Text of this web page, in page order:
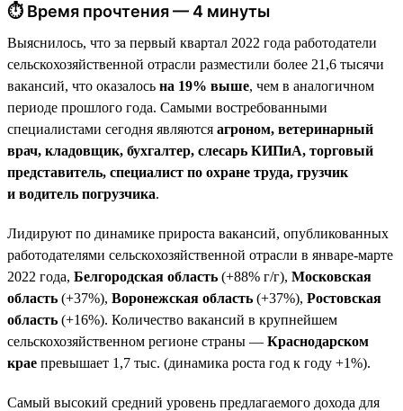
⏱ Время прочтения — 4 минуты
Выяснилось, что за первый квартал 2022 года работодатели
сельскохозяйственной отрасли разместили более 21,6 тысячи
вакансий, что оказалось на 19% выше, чем в аналогичном
периоде прошлого года. Самыми востребованными
специалистами сегодня являются агроном, ветеринарный
врач, кладовщик, бухгалтер, слесарь КИПиА, торговый
представитель, специалист по охране труда, грузчик
и водитель погрузчика.
Лидируют по динамике прироста вакансий, опубликованных
работодателями сельскохозяйственной отрасли в январе-марте
2022 года, Белгородская область (+88% г/г), Московская
область (+37%), Воронежская область (+37%), Ростовская
область (+16%). Количество вакансий в крупнейшем
сельскохозяйственном регионе страны — Краснодарском
крае превышает 1,7 тыс. (динамика роста год к году +1%).
Самый высокий средний уровень предлагаемого дохода для